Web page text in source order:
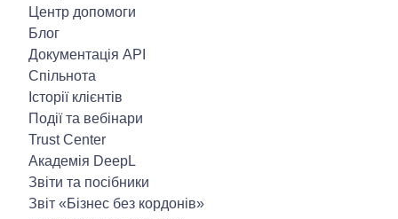
Центр допомоги
Блог
Документація API
Спільнота
Історії клієнтів
Події та вебінари
Trust Center
Академія DeepL
Звіти та посібники
Звіт «Бізнес без кордонів»